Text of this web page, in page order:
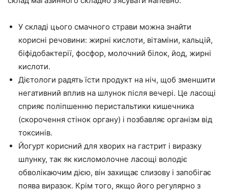
У складі цього смачного страви можна знайти
корисні речовини: жирні кислоти, вітаміни, кальцій,
біфідобактерії, фосфор, молочний білок, йод, жирні
кислоти.
Дієтологи радять їсти продукт на ніч, щоб зменшити
негативний вплив на шлунок після вечері. Це ласощі
сприяє поліпшенню перистальтики кишечника
(скорочення стінок органу) і позбавляє організм від
токсинів.
Йогурт корисний для хворих на гастрит і виразку
шлунку, так як кисломолочне ласощі володіє
обволікаючим дією, він захищає слизову і запобігає
поява виразок. Крім того, якщо його регулярно з